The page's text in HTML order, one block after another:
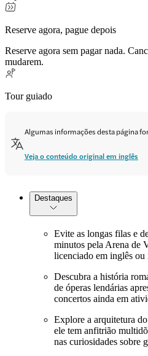
Reserve agora, pague depois
Reserve agora sem pagar nada.
mudarem.
Tour guiado
Algumas informações desta página
Veja o conteúdo original em inglês
Destaques
Evite as longas filas e
minutos pela Arena de
licenciado em inglês ou
Descubra a história
de óperas lendárias
concertos ainda em
Explore a arquitetura
ele tem anfitrião
nas curiosidades sobre